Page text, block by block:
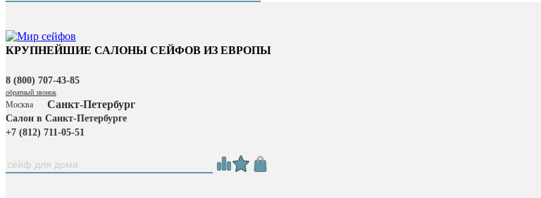
КРУПНЕЙШИЕ САЛОНЫ СЕЙФОВ ИЗ ЕВРОПЫ
8 (800) 707-43-85
обратный звонок
Москва Санкт-Петербург
Салон в Санкт-Петербурге
+7 (812) 711-05-51